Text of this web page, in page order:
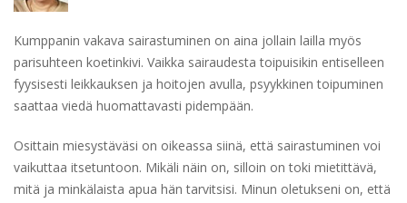
Kumppanin vakava sairastuminen on aina jollain lailla myös
parisuhteen koetinkivi. Vaikka sairaudesta toipuisikin entiselleen
fyysisesti leikkauksen ja hoitojen avulla, psyykkinen toipuminen
saattaa viedä huomattavasti pidempään.
Osittain miesystäväsi on oikeassa siinä, että sairastuminen voi
vaikuttaa itsetuntoon. Mikäli näin on, silloin on toki mietittävä,
mitä ja minkälaista apua hän tarvitsisi. Minun oletukseni on, että